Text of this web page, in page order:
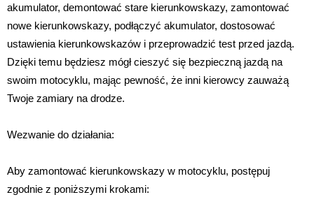
akumulator, demontować stare kierunkowskazy, zamontować
nowe kierunkowskazy, podłączyć akumulator, dostosować
ustawienia kierunkowskazów i przeprowadzić test przed jazdą.
Dzięki temu będziesz mógł cieszyć się bezpieczną jazdą na
swoim motocyklu, mając pewność, że inni kierowcy zauważą
Twoje zamiary na drodze.
Wezwanie do działania:
Aby zamontować kierunkowskazy w motocyklu, postępuj
zgodnie z poniższymi krokami: